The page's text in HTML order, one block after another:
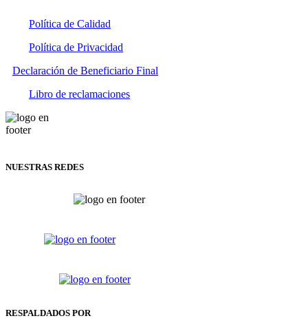
Política de Calidad
Política de Privacidad
Declaración de Beneficiario Final
Libro de reclamaciones
NUESTRAS REDES
RESPALDADOS POR